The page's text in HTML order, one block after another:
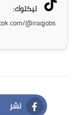
تيكتوك:
@iraqjobs
نشر